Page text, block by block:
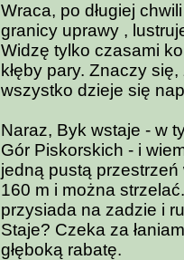
Wraca, po długiej
granicy uprawy ,
Widzę tylko czasami
kłęby pary. Znaczy
wszystko dzieje się
Naraz, Byk wstaje - w
Gór Piskorskich - i
jedną pustą
160 m i można
przysiada na zadzie i
Staje? Czeka za
głęboką rabatę.